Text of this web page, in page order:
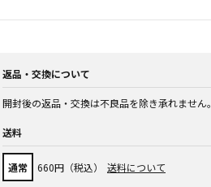
返品・交換について
開封後の返品・交換は不良品を除き承れません。
送料
通常 660円（税込） 送料について